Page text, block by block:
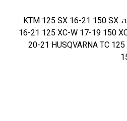
רגלית הנעה קטמ הסקוורנה. KTM 125 SX 16-21 150 SX
16-21 125 XC-W 17-19 150
20-21 HUSQVARNA TC